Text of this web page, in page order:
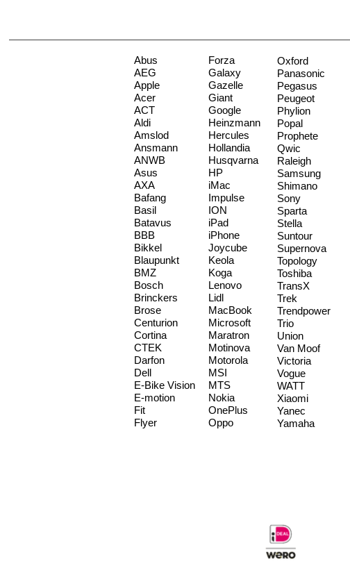
Abus
AEG
Apple
Acer
ACT
Aldi
Amslod
Ansmann
ANWB
Asus
AXA
Bafang
Basil
Batavus
BBB
Bikkel
Blaupunkt
BMZ
Bosch
Brinckers
Brose
Centurion
Cortina
CTEK
Darfon
Dell
E-Bike Vision
E-motion
Fit
Flyer
Forza
Galaxy
Gazelle
Giant
Google
Heinzmann
Hercules
Hollandia
Husqvarna
HP
iMac
Impulse
ION
iPad
iPhone
Joycube
Keola
Koga
Lenovo
Lidl
MacBook
Microsoft
Maratron
Motinova
Motorola
MSI
MTS
Nokia
OnePlus
Oppo
Oxford
Panasonic
Pegasus
Peugeot
Phylion
Popal
Prophete
Qwic
Raleigh
Samsung
Shimano
Sony
Sparta
Stella
Suntour
Supernova
Topology
Toshiba
TransX
Trek
Trendpower
Trio
Union
Van Moof
Victoria
Vogue
WATT
Xiaomi
Yanec
Yamaha